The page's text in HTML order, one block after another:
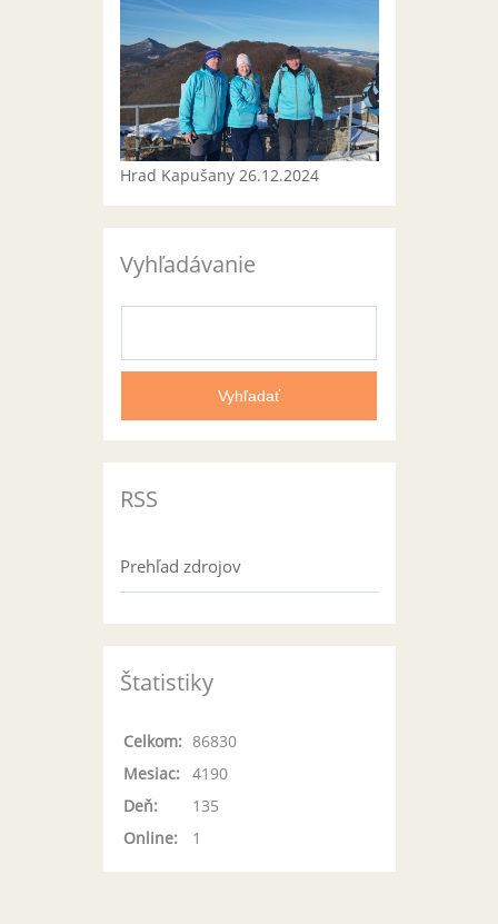
Hrad Kapušany 26.12.2024
Vyhľadávanie
RSS
Prehľad zdrojov
Štatistiky
Online: 1
Celkom: 86830
Mesiac:
4190
Deň:
135